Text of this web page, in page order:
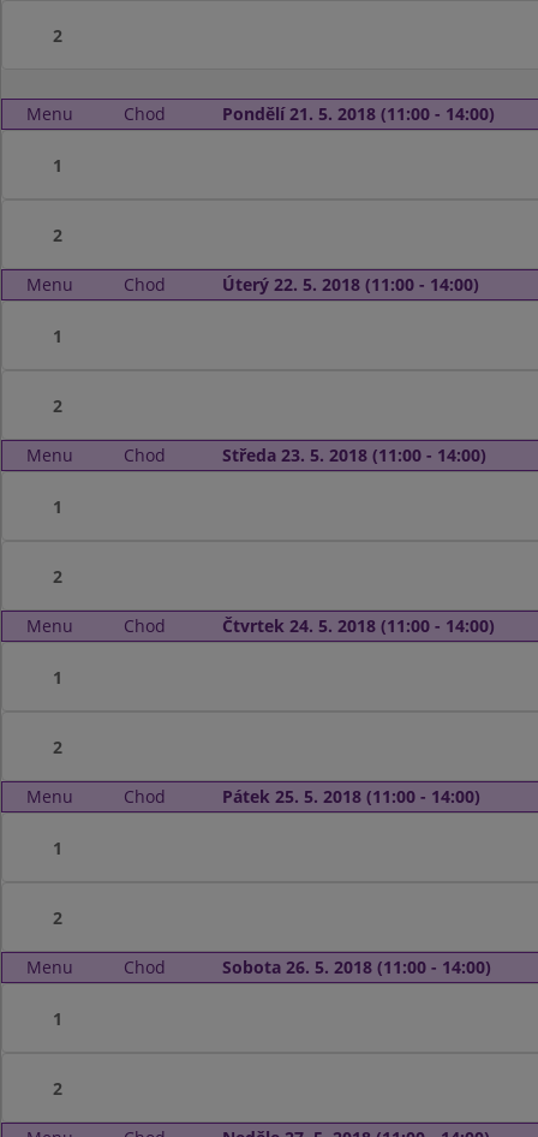
2
Menu Chod Pondělí 21. 5. 2018 (11:00 - 14:00)
1
2
Menu Chod Úterý 22. 5. 2018 (11:00 - 14:00)
1
2
Menu Chod Středa 23. 5. 2018 (11:00 - 14:00)
1
2
Menu Chod Čtvrtek 24. 5. 2018 (11:00 - 14:00)
1
2
Menu Chod Pátek 25. 5. 2018 (11:00 - 14:00)
1
2
Menu Chod Sobota 26. 5. 2018 (11:00 - 14:00)
1
2